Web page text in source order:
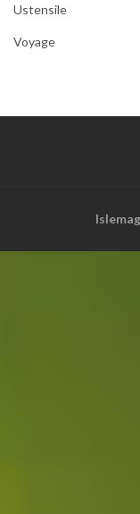
Ustensile
Voyage
Islemag